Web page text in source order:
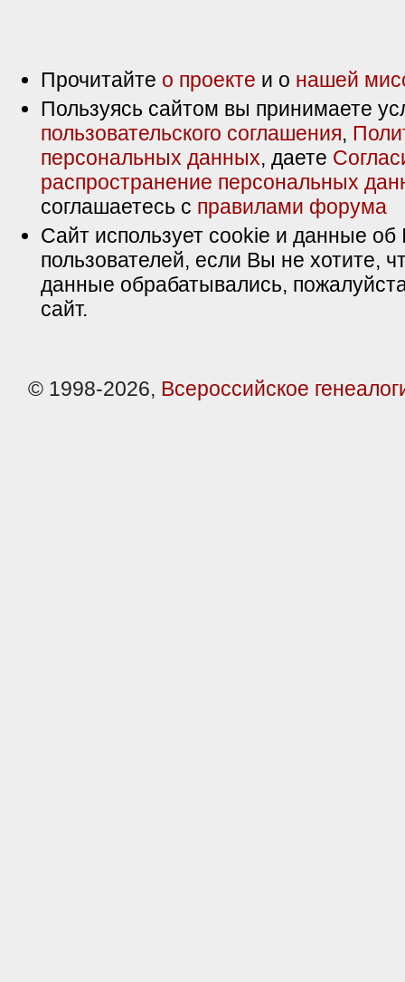
Прочитайте о проекте и о нашей
Пользуясь сайтом вы принимаете
пользовательского соглашения,
персональных данных, даете
распространение персональных
соглашаетесь с правилами форума
Сайт использует cookie и данные об
пользователей, если Вы не хотите,
данные обрабатывались,
сайт.
© 1998-2026, Всероссийское